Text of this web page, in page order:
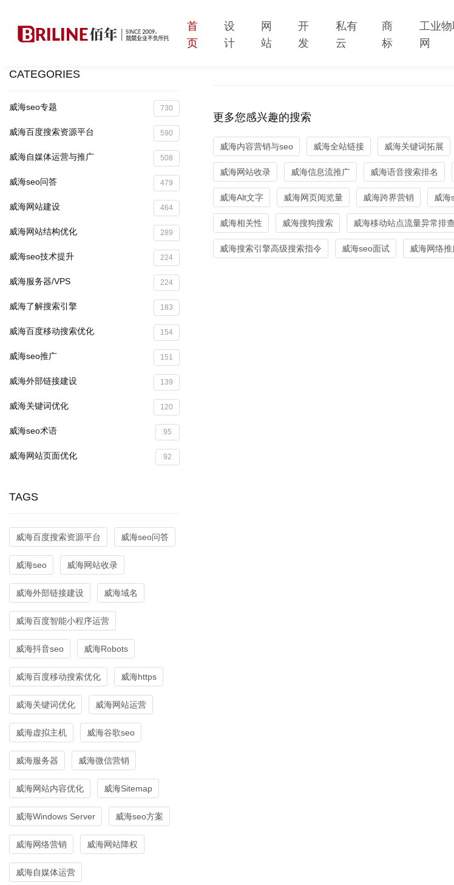
首
页
设
计
网
站
开
发
私有
云
商
标
工业物
网
CATEGORIES
威海seo专题 730
威海百度搜索资源平台 590
威海自媒体运营与推广 508
威海seo问答 479
威海网站建设 464
威海网站结构优化 289
威海seo技术提升 224
威海服务器/VPS 224
威海了解搜索引擎 183
威海百度移动搜索优化 154
威海seo推广 151
威海外部链接建设 139
威海关键词优化 120
威海seo术语 95
威海网站页面优化 92
TAGS
威海百度搜索资源平台 威海seo问答
威海seo 威海网站收录
威海外部链接建设 威海域名
威海百度智能小程序运营
威海抖音seo 威海Robots
威海百度移动搜索优化 威海https
威海关键词优化 威海网站运营
威海虚拟主机 威海谷歌seo
威海服务器 威海微信营销
威海网站内容优化 威海Sitemap
威海Windows Server 威海seo方案
威海网络营销 威海网站降权
威海自媒体运营
更多您感兴趣的搜索
威海内容营销与seo 威海全站链接 威海关键词拓展
威海网站收录 威海信息流推广 威海语音搜索排名
威海Alt文字 威海网页阅览量 威海跨界营销 威海
威海相关性 威海搜狗搜索 威海移动站点流量异常排
威海搜索引擎高级搜索指令 威海seo面试 威海网络推